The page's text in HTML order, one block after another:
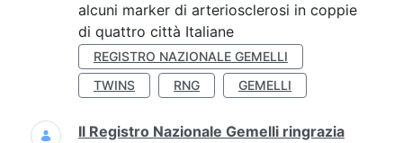
alcuni marker di arteriosclerosi in coppie
di quattro città Italiane
REGISTRO NAZIONALE GEMELLI
TWINS
RNG GEMELLI
Il Registro Nazionale Gemelli ringrazia